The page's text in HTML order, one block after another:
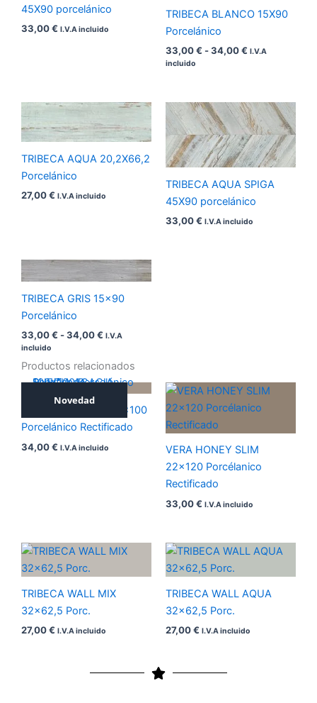
45X90 porcelánico
33,00€ I.V.A incluido
TRIBECA BLANCO 15X90
Porcelánico
33,00€ -34,00€ I.V.A
incluido
TRIBECA AQUA 20,2X66,2
Porcelánico
27,00€ I.V.A incluido
TRIBECA AQUA SPIGA
45X90 porcelánico
33,00€ I.V.A incluido
TRIBECA GRIS 15×90
Porcelánico
33,00€ -34,00€
Rango
de
desde
34,00 €
I.V.A
incluido
Productos relacionados
Novedad
SUECIA ACACIA 100×100
Porcelánico Rectificado
34,00€ I.V.A incluido
VERA HONEY SLIM
22×120 Porcélanico
Rectificado
33,00€ I.V.A incluido
TRIBECA WALL MIX
32×62,5 Porc.
27,00€ I.V.A incluido
TRIBECA WALL AQUA
32×62,5 Porc.
27,00€ I.V.A incluido